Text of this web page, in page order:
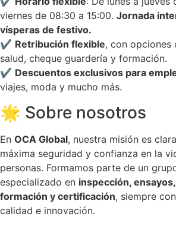
viernes de 08:30 a 15:00. Jornada
vísperas de festivo.
✔ Retribución flexible, con opciones
salud, cheque guardería y formación.
✔ Descuentos exclusivos para
viajes, moda y mucho más.
🌟 Sobre nosotros
En OCA Global, nuestra misión es
máxima seguridad y confianza en la
personas. Formamos parte de un
especializado en inspección,
formación y certificación, siempre
calidad e innovación.